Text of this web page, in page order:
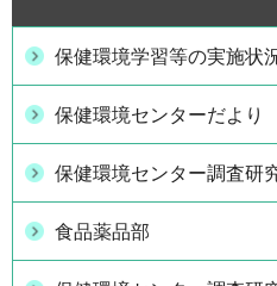
保健環境学習等の実施状
保健環境センターだより
保健環境センター調査研
食品薬品部